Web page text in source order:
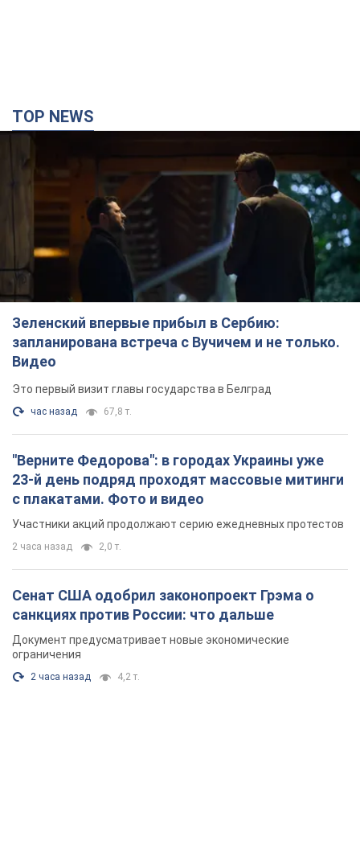
TOP NEWS
Зеленский впервые прибыл в Сербию:
запланирована встреча с Вучичем и не только.
Видео
Это первый визит главы государства в Белград
час назад 67,8 т.
"Верните Федорова": в городах Украины уже
23-й день подряд проходят массовые митинги
с плакатами. Фото и видео
Участники акций продолжают серию ежедневных протестов
2 часа назад 2,0 т.
Сенат США одобрил законопроект Грэма о
санкциях против России: что дальше
Документ предусматривает новые экономические
ограничения
2 часа назад 4,2 т.